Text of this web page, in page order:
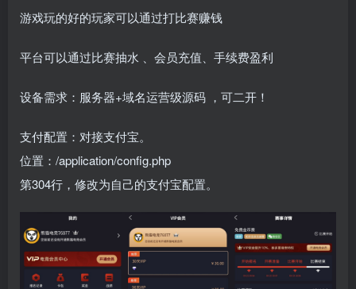
游戏玩的好的玩家可以通过打比赛赚钱
平台可以通过比赛抽水 、会员充值、手续费盈利
设备需求：服务器+域名运营级源码 ，可二开！
支付配置：对接支付宝。
位置：/application/config.php
第304行，修改为自己的支付宝配置。